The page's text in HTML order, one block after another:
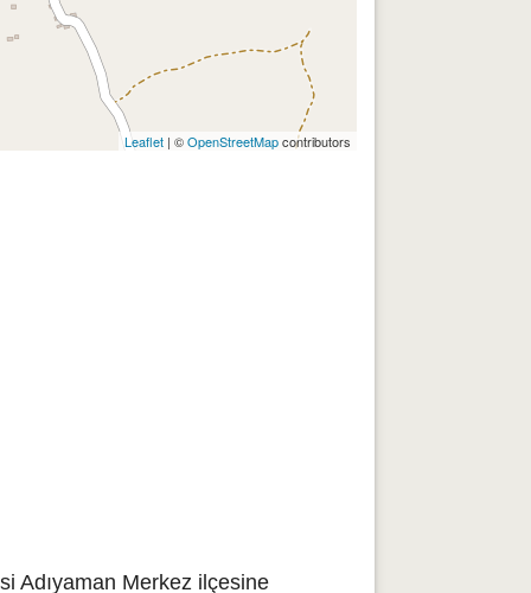
Leaflet | ©OpenStreetMapcontributors
Adıyaman Merkez ilçesine